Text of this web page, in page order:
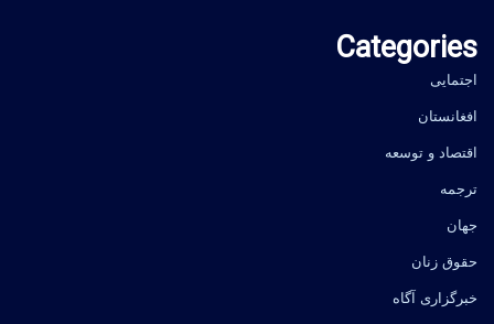
Categories
اجتمایی
افغانستان
اقتصاد و توسعه
ترجمه
جهان
حقوق زنان
خبرگزاری آگاه